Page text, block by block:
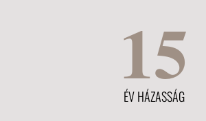
15
ÉV HÁZASSÁG